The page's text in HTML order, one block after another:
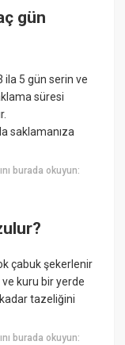
gün
ila 5 gün serin ve
süresi
saklamanıza
burada okuyun:
çabuk şekerlenir
kuru bir yerde
tazeliğini
burada okuyun: